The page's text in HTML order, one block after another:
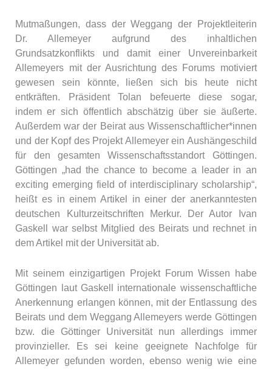
Mutmaßungen, dass der Weggang der Projektleiterin
Dr. Allemeyer aufgrund des inhaltlichen
Grundsatzkonflikts und damit einer Unvereinbarkeit
Allemeyers mit der Ausrichtung des Forums motiviert
gewesen sein könnte, ließen sich bis heute nicht
entkräften. Präsident Tolan befeuerte diese sogar,
indem er sich öffentlich abschätzig über sie äußerte.
Außerdem war der Beirat aus Wissenschaftlicher*innen
und der Kopf des Projekt Allemeyer ein Aushängeschild
für den gesamten Wissenschaftsstandort Göttingen.
Göttingen „had the chance to become a leader in an
exciting emerging field of interdisciplinary scholarship“,
heißt es in einem Artikel in einer der anerkanntesten
deutschen Kulturzeitschriften Merkur. Der Autor Ivan
Gaskell war selbst Mitglied des Beirats und rechnet in
dem Artikel mit der Universität ab.
Mit seinem einzigartigen Projekt Forum Wissen habe
Göttingen laut Gaskell internationale wissenschaftliche
Anerkennung erlangen können, mit der Entlassung des
Beirats und dem Weggang Allemeyers werde Göttingen
bzw. die Göttinger Universität nun allerdings immer
provinzieller. Es sei keine geeignete Nachfolge für
Allemeyer gefunden worden, ebenso wenig wie eine